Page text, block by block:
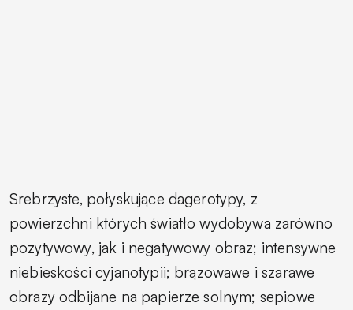
Srebrzyste, połyskujące dagerotypy, z
powierzchni których światło wydobywa zarówno
pozytywowy, jak i negatywowy obraz; intensywne
niebieskości cyjanotypii; brązowawe i szarawe
obrazy odbijane na papierze solnym; sepiowe